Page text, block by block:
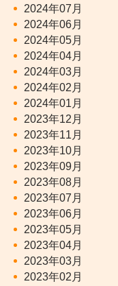
2024年07月
2024年06月
2024年05月
2024年04月
2024年03月
2024年02月
2024年01月
2023年12月
2023年11月
2023年10月
2023年09月
2023年08月
2023年07月
2023年06月
2023年05月
2023年04月
2023年03月
2023年02月